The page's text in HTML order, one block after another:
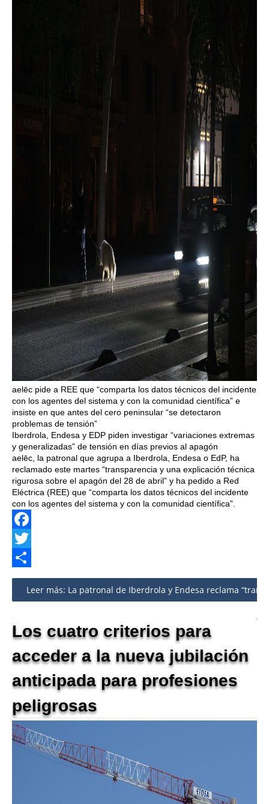
aelēc pide a REE que “comparta los datos técnicos del incidente
con los agentes del sistema y con la comunidad científica” e
insiste en que antes del cero peninsular “se detectaron
problemas de tensión”
Iberdrola, Endesa y EDP piden investigar “variaciones extremas
y generalizadas” de tensión en días previos al apagón
aelēc, la patronal que agrupa a Iberdrola, Endesa o EdP, ha
reclamado este martes “transparencia y una explicación técnica
rigurosa sobre el apagón del 28 de abril” y ha pedido a Red
Eléctrica (REE) que “comparta los datos técnicos del incidente
con los agentes del sistema y con la comunidad científica”.
Facebook
Twitter
Share
Leer más: La patronal de Iberdrola y Endesa reclama
Los cuatro criterios para
acceder a la nueva jubilación
anticipada para profesiones
peligrosas